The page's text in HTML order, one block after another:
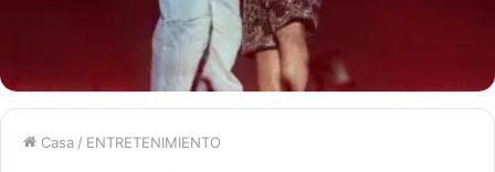
Casa / ENTRETENIMIENTO